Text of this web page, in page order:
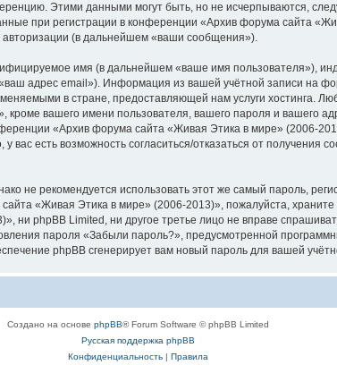
Этими данными могут быть, но не исчерпываются,
при регистрации в конференции «Архив форума сайта
авторизации (в дальнейшем «ваши сообщения»).
имя (в дальнейшем «ваше имя пользователя»),
адрес email»). Информация из вашей учётной записи на
в стране, предоставляющей нам услуги хостинга.
вашего имени пользователя, вашего пароля и вашего
«Архив форума сайта «Живая Этика в мире» (2006-
есть возможность согласиться/отказаться от получения
рекомендуется использовать этот же самый пароль,
«Живая Этика в мире» (2006-2013)», пожалуйста, храните
ни phpBB Limited, ни другое третье лицо не вправе
пароля «Забыли пароль?», предусмотренной
phpBB сгенерирует вам новый пароль для вашей
Создано на основе phpBB® Forum Software © phpBB Limited
Русская поддержка phpBB
Конфиденциальность| Правила